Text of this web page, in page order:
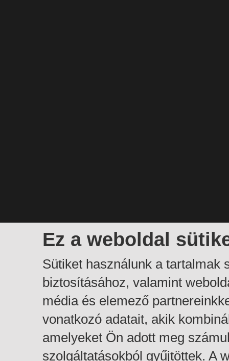
Ez a weboldal
Sütiket használunk a tartalmak
biztosításához, valamint
média és elemező
vonatkozó adatait, akik
amelyeket Ön adott meg
szolgáltatásokból gyűjtöttek. A